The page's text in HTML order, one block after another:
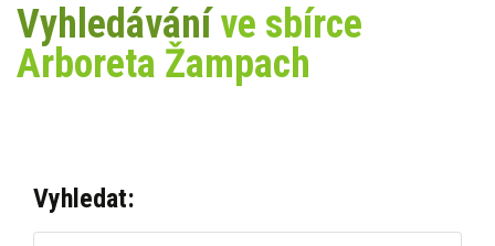
Vyhledáváníve sbírce
Arboreta Žampach
Vyhledat: